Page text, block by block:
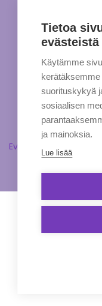
Evästeasetukset
Tietoa
evästeistä
Käytämme
suorituskykyä
sosiaalisen
ja mainoksia.
Lue lisää